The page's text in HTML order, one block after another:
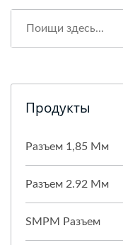
Продукты
Разъем 1,85 Мм
Разъем 2.92 Мм
SMPM Разъем